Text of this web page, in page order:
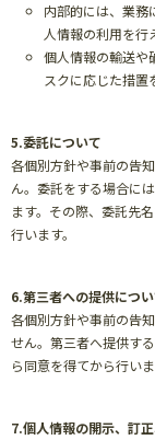
内部的には、業務
人情報の利用を行
個人情報の輸送や
スクに応じた措置
5.委託について
各個別方針や事前の告
ん。委託をする場合に
ます。その際、委託先
行います。
6.第三者への提供につ
各個別方針や事前の告
せん。第三者へ提供す
ら同意を得てから行いま
7.個人情報の開示、訂